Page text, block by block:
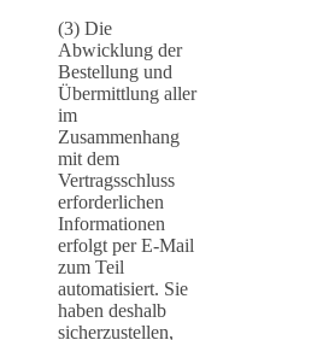
(3) Die
Abwicklung der
Bestellung und
Übermittlung aller
im
Zusammenhang
mit dem
Vertragsschluss
erforderlichen
Informationen
erfolgt per E-Mail
zum Teil
automatisiert. Sie
haben deshalb
sicherzustellen,